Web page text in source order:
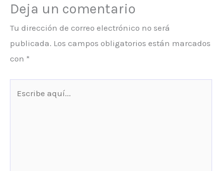
Deja un comentario
Tu dirección de correo electrónico no será
publicada. Los campos obligatorios están marcados
con *